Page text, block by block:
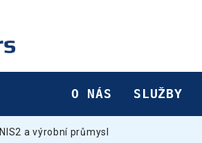
O NÁS SLUŽBY
NIS2 a výrobní průmysl